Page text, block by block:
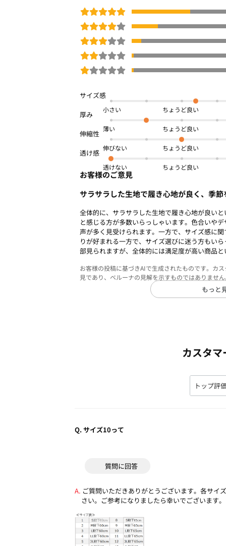
小さい
薄い
伸びない
透けない
お客様のご意見
サラサラした生地で履き心地が良く、季
全体的に、サラサラした生地で履き心地が良い
と感じる方が多数いらっしゃいます。色合いや
声が多く見受けられます。一方で、サイズ感に
りが好まれる一方で、サイズ選びに迷う方もい
部見られますが、全体的には満足度が高い商品
お客様の投稿に基づきAIで生成されたものです。カ
見であり、ベルーナの見解を示すものではありませ
もっと
カスタ
Q.サイズ10って
ご質問いただきありがとうございます。各サイ
さい。ご参考になりましたら幸いでございます。
質問に回答